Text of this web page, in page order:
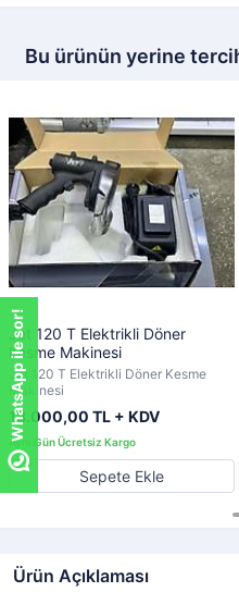
Bu ürünün yerine
Jet 120 T Elektrikli Döner
Kesme Makinesi
Jet 120 T Elektrikli Döner Kesme
Makinesi
18.000,00 TL + KDV
Sepete Ekle
Ürün Açıklaması
WhatsApp ile sor!